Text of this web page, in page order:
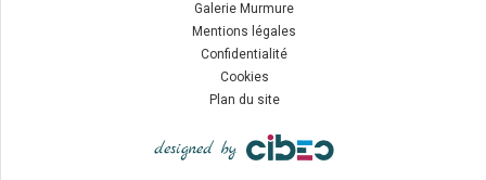
Galerie Murmure
Mentions légales
Confidentialité
Cookies
Plan du site